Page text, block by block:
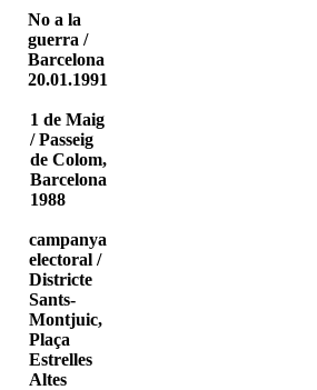
No a la
guerra /
Barcelona
20.01.1991
1 de Maig
/ Passeig
de Colom,
Barcelona
1988
campanya
electoral /
Districte
Sants-
Montjuic,
Plaça
Estrelles
Altes